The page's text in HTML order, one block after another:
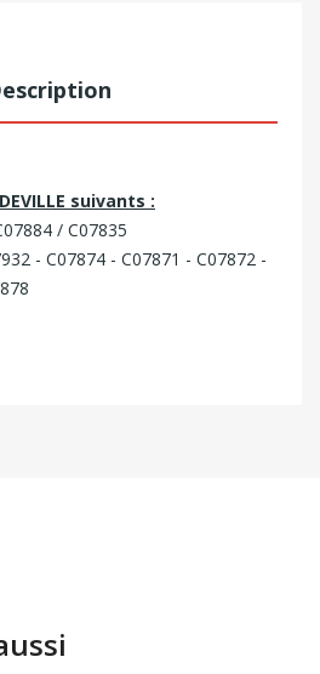
suivants :
/ C07835
- C07874 - C07871 - C07872 -